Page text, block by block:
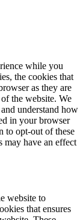
while you
the cookies that
as they are
the website. We
understand how
in your browser
to opt-out of these
may have an effect
website to
that ensures